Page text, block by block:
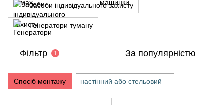
Засоби індивідуального захисту
Генератори туману
Фільтр 1 За популярністю
Спосіб монтажу настінний або стельовий